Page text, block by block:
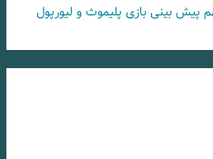
پیش بینی بازی پلیموث و لیورپول